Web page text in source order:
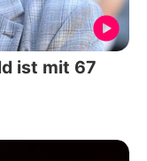
ist mit 67